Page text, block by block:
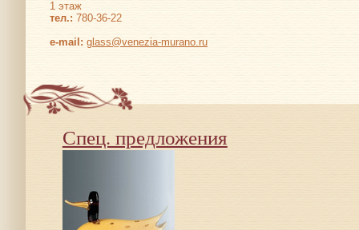
1 этаж
тел.: 780-36-22
е-mail: glass@venezia-murano.ru
Спец. предложения